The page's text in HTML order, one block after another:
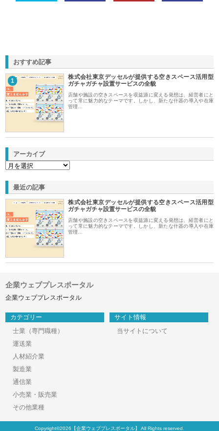
おすすめ記事
1
株式会社東京デッセルが提供する空きスペース活用型
ガチャガチャ設置サービスの全貌
店舗や施設の空きスペースを収益源に変える発想は、経営者にと
って常に魅力的なテーマです。しかし、新たな什器の導入や在庫
管理…
アーカイブ
最近の記事
株式会社東京デッセルが提供する空きスペース活用型
ガチャガチャ設置サービスの全貌
店舗や施設の空きスペースを収益源に変える発想は、経営者にと
って常に魅力的なテーマです。しかし、新たな什器の導入や在庫
管理…
企業ウェブプレスポータル
企業ウェブプレスポータル
カテゴリー
士業（専門職種）
運送業
人材紹介業
製造業
通信業
小売業・販売業
その他業種
サイト情報
当サイトについて
Copyright©2026【企業ウェブプレスポータル】 All Rights reserved.